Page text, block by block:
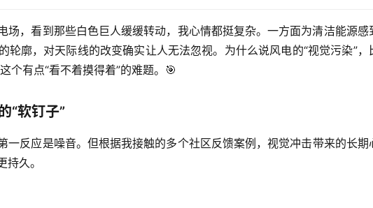
场，看到那些白色巨人缓缓转动，我心情都挺复杂。一方面为清洁能源感
廓，对天际线的改变确实让人无法忽视。 为什么说风电的“视觉污染”，
个有点“看不着摸得着”的难题。🎯
“软钉子”
一反应是噪音。但根据我接触的多个社区反馈案例，视觉冲击带来的长期
久。